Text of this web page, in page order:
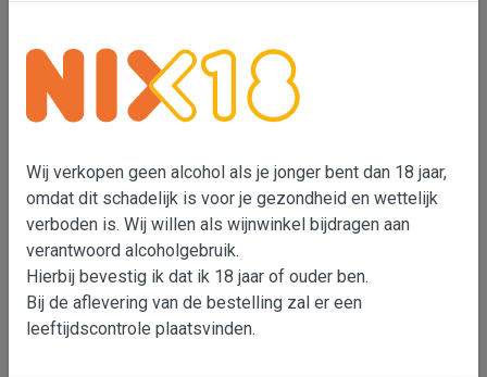
Domaine Daulny 'Clos de
Chaudenay' - Sancerre
€ 21,95
Wij verkopen geen alcohol als je jonger bent dan 18 jaar,
omdat dit schadelijk is voor je gezondheid en wettelijk
verboden is. Wij willen als wijnwinkel bijdragen aan
verantwoord alcoholgebruik.
Hierbij bevestig ik dat ik 18 jaar of ouder ben.
Bij de aflevering van de bestelling zal er een
leeftijdscontrole plaatsvinden.